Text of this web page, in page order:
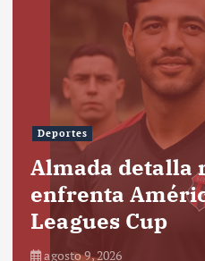
Deportes
Almada detalla
enfrenta
Leagues Cup
agosto 9, 2026